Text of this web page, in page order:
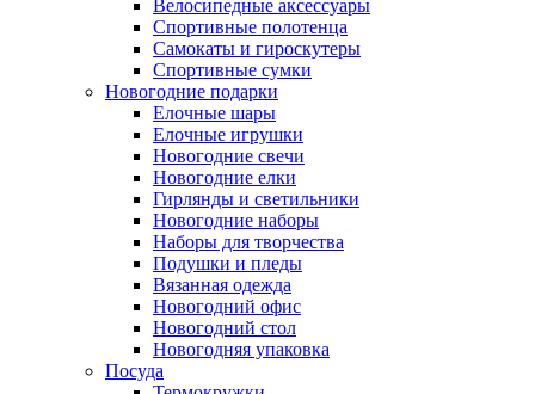
Велосипедные аксессуары
Спортивные полотенца
Самокаты и гироскутеры
Спортивные сумки
Новогодние подарки
Елочные шары
Елочные игрушки
Новогодние свечи
Новогодние елки
Гирлянды и светильники
Новогодние наборы
Наборы для творчества
Подушки и пледы
Вязанная одежда
Новогодний офис
Новогодний стол
Новогодняя упаковка
Посуда